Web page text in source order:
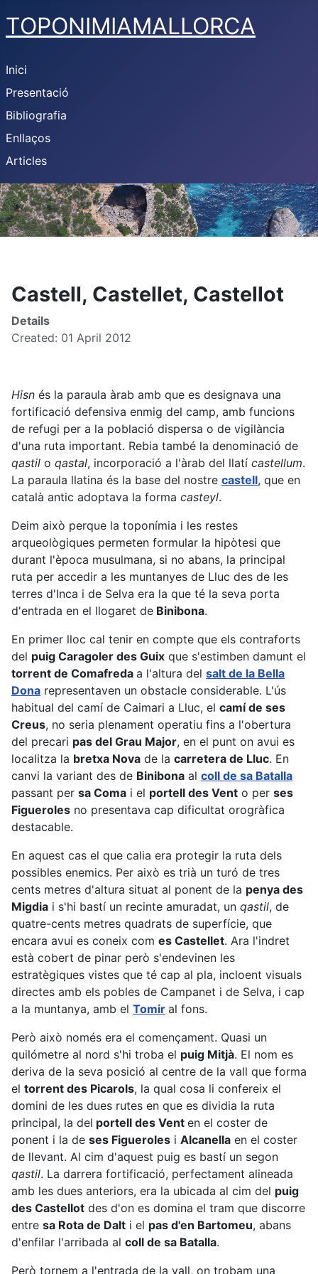
TOPONIMIAMALLORCA
Inici
Presentació
Bibliografia
Enllaços
Articles
Castell, Castellet, Castellot
Details
Created: 01 April 2012
Hisn és la paraula àrab amb que es designava una
fortificació defensiva enmig del camp, amb funcions
de refugi per a la població dispersa o de vigilància
d'una ruta important. Rebia també la denominació de
qastil o qastal, incorporació a l'àrab del llatí castellum.
La paraula llatina és la base del nostre castell, que en
català antic adoptava la forma casteyl.
Deim això perque la toponímia i les restes
arqueològiques permeten formular la hipòtesi que
durant l'època musulmana, si no abans, la principal
ruta per accedir a les muntanyes de Lluc des de les
terres d'Inca i de Selva era la que té la seva porta
d'entrada en el llogaret de Binibona.
En primer lloc cal tenir en compte que els contraforts
del puig Caragoler des Guix que s'estimben damunt el
torrent de Comafreda a l'altura del salt de la Bella
Dona representaven un obstacle considerable. L'ús
habitual del camí de Caimari a Lluc, el camí de ses
Creus, no seria plenament operatiu fins a l'obertura
del precari pas del Grau Major, en el punt on avui es
localitza la bretxa Nova de la carretera de Lluc. En
canvi la variant des de Binibona al coll de sa Batalla
passant per sa Coma i el portell des Vent o per ses
Figueroles no presentava cap dificultat orogràfica
destacable.
En aquest cas el que calia era protegir la ruta dels
possibles enemics. Per això es trià un turó de tres
cents metres d'altura situat al ponent de la penya des
Migdia i s'hi bastí un recinte amuradat, un qastil, de
quatre-cents metres quadrats de superfície, que
encara avui es coneix com es Castellet. Ara l'indret
està cobert de pinar però s'endevinen les
estratègiques vistes que té cap al pla, incloent visuals
directes amb els pobles de Campanet i de Selva, i cap
a la muntanya, amb el Tomir al fons.
Però això només era el començament. Quasi un
quilómetre al nord s'hi troba el puig Mitjà. El nom es
deriva de la seva posició al centre de la vall que forma
el torrent des Picarols, la qual cosa li confereix el
domini de les dues rutes en que es dividia la ruta
principal, la del portell des Vent en el coster de
ponent i la de ses Figueroles i Alcanella en el coster
de llevant. Al cim d'aquest puig es bastí un segon
qastil. La darrera fortificació, perfectament alineada
amb les dues anteriors, era la ubicada al cim del puig
des Castellot des d'on es domina el tram que discorre
entre sa Rota de Dalt i el pas d'en Bartomeu, abans
d'enfilar l'arribada al coll de sa Batalla.
Però tornem a l'entrada de la vall, on trobam una